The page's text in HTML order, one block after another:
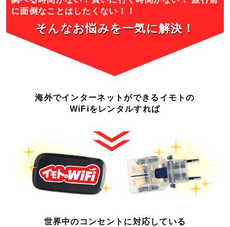
に面倒なことはしたくない！！
そんなお悩みを一気に解決！
海外でインターネットができる イモトの
WiFiをレンタルすれば
世界中のコンセントに対応している